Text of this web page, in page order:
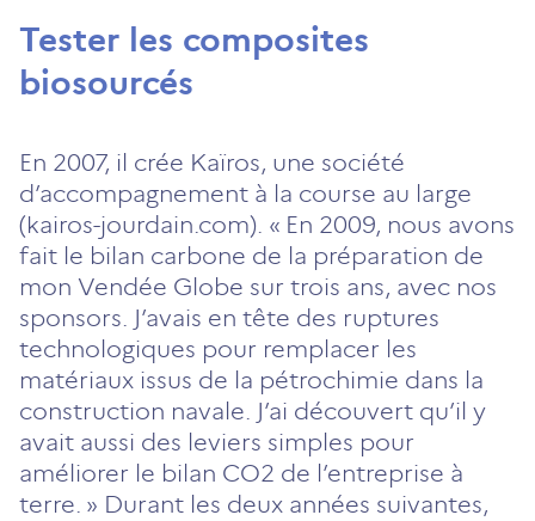
Tester les composites
biosourcés
En 2007, il crée Kaïros, une société
d’accompagnement à la course au large
(kairos-jourdain.com). « En 2009, nous avons
fait le bilan carbone de la préparation de
mon Vendée Globe sur trois ans, avec nos
sponsors. J’avais en tête des ruptures
technologiques pour remplacer les
matériaux issus de la pétrochimie dans la
construction navale. J’ai découvert qu’il y
avait aussi des leviers simples pour
améliorer le bilan CO2 de l’entreprise à
terre. » Durant les deux années suivantes,